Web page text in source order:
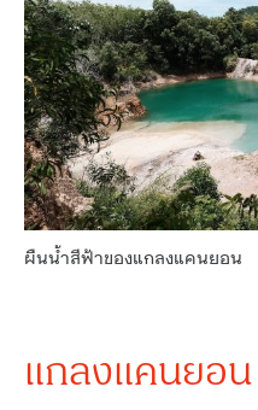
ผืนน้ำสีฟ้าของแกลงแคนยอน
แกลงแคนยอน